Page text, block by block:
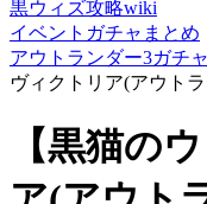
黒ウィズ攻略wiki
イベントガチャまとめ
アウトランダー3ガチ
ヴィクトリア(アウト
【黒猫の